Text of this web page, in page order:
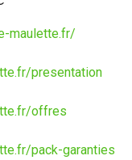
maulette.fr/
presentation
offres
pack-garanties